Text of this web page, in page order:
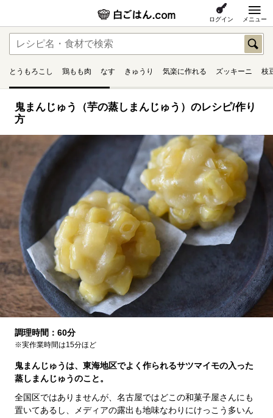
ログイン メニュー
とうもろこし 鶏もも肉 なす きゅうり 気楽に作れる ズッキーニ 枝
鬼まんじゅう（芋の蒸しまんじゅう）のレシピ/作り
方
調理時間：60分
※実作業時間は15分ほど
鬼まんじゅうは、東海地区でよく作られるサツマイモの入った
蒸しまんじゅうのこと。
全国区ではありませんが、名古屋ではどこの和菓子屋さんにも
置いてあるし、メディアの露出も地味なわりにけっこう多いん